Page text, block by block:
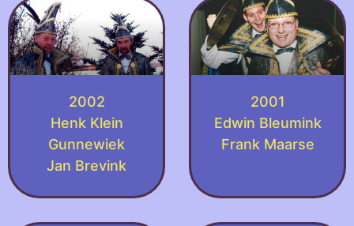
2002
Henk Klein
Gunnewiek
Jan Brevink
2001
Edwin Bleumink
Frank Maarse